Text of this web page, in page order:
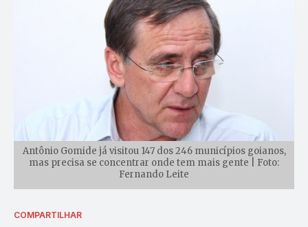
Antônio Gomide já visitou 147 dos 246 municípios goianos,
mas precisa se concentrar onde tem mais gente | Foto:
Fernando Leite
COMPARTILHAR